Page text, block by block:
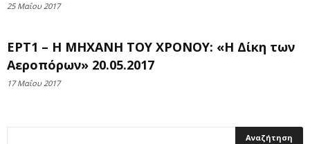
25 Μαΐου 2017
ΕΡΤ1 – Η ΜΗΧΑΝΗ ΤΟΥ ΧΡΟΝΟΥ: «Η Δίκη των
Αεροπόρων» 20.05.2017
17 Μαΐου 2017